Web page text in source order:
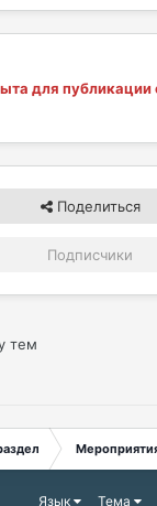
для публикации
Поделиться
Подписчики
тем
Язык Тема